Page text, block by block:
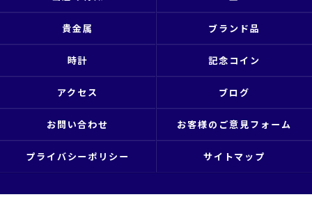
貴金属 ブランド品
時計 記念コイン
アクセス ブログ
お問い合わせ お客様のご意見フォーム
プライバシーポリシー サイトマップ